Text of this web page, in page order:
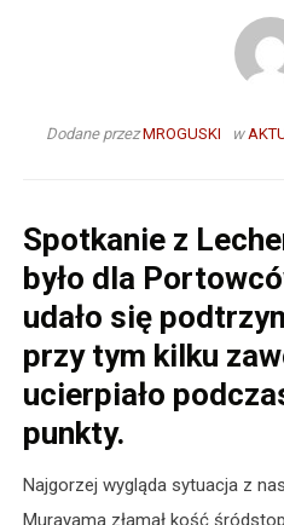
Dodane przezMROGUSKI w
Spotkanie z
było dla
udało się
przy tym kilku
ucierpiało
punkty.
Najgorzej wygląda sytuacja z